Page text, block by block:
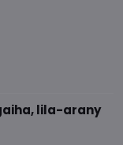
lila-arany